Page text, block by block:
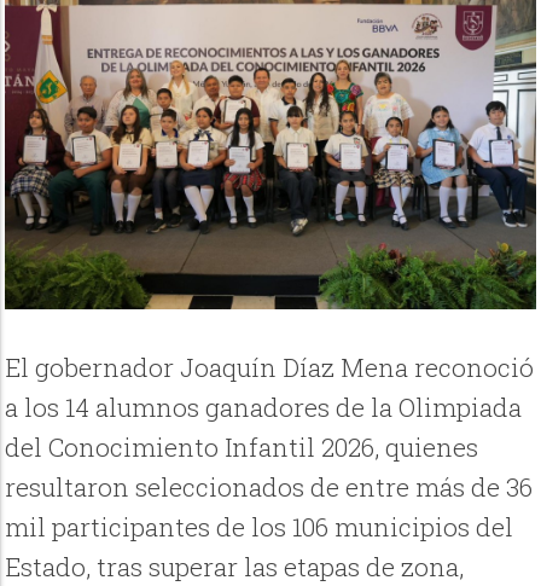
El gobernador Joaquín Díaz Mena reconoció
a los 14 alumnos ganadores de la Olimpiada
del Conocimiento Infantil 2026, quienes
resultaron seleccionados de entre más de 36
mil participantes de los 106 municipios del
Estado, tras superar las etapas de zona,